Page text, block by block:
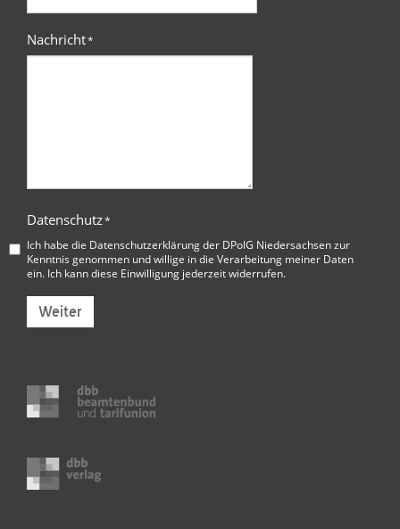
Nachricht*
Datenschutz*
Ich habe die Datenschutzerklärung der DPolG Niedersachsenzur
Kenntnis genommen und willige in die Verarbeitung meiner Daten
ein. Ich kann diese Einwilligung jederzeit widerrufen.
Weiter